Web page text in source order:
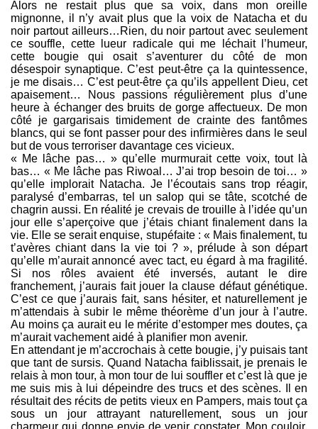
Alors ne restait plus que sa voix, dans mon oreille
mignonne, il n’y avait plus que la voix de Natacha et du
noir partout ailleurs…Rien, du noir partout avec seulement
ce souffle, cette lueur radicale qui me léchait l’humeur,
cette bougie qui osait s’aventurer du côté de mon
désespoir synaptique. C’est peut-être ça la quintessence,
je me disais… C’est peut-être ça qu’ils appellent Dieu, cet
apaisement… Nous passions régulièrement plus d’une
heure à échanger des bruits de gorge affectueux. De mon
côté je gargarisais timidement de crainte des fantômes
blancs, qui se font passer pour des infirmières dans le seul
but de vous terroriser davantage ces vicieux.
« Me lâche pas… » qu’elle murmurait cette voix, tout là
bas… « Me lâche pas Riwoal… J’ai trop besoin de toi… »
qu’elle implorait Natacha. Je l’écoutais sans trop réagir,
paralysé d’embarras, tel un salop qui se tâte, scotché de
chagrin aussi. En réalité je crevais de trouille à l’idée qu’un
jour elle s’aperçoive que j’étais chiant finalement dans la
vie. Elle se serait enquise, stupéfaite : « Mais finalement, tu
t’avères chiant dans la vie toi ? », prélude à son départ
qu’elle m’aurait annoncé avec tact, eu égard à ma fragilité.
Si nos rôles avaient été inversés, autant le dire
franchement, j’aurais fait jouer la clause défaut génétique.
C’est ce que j’aurais fait, sans hésiter, et naturellement je
m’attendais à subir le même théorème d’un jour à l’autre.
Au moins ça aurait eu le mérite d’estomper mes doutes, ça
m’aurait vachement aidé à planifier mon avenir.
En attendant je m’accrochais à cette bougie, j’y puisais tant
que tant de sursis. Quand Natacha faiblissait, je prenais le
relais à mon tour, à mon tour de lui souffler et c’est là que je
me suis mis à lui dépeindre des trucs et des scènes. Il en
résultait des récits de petits vieux en Pampers, mais tout ça
sous un jour attrayant naturellement, sous un jour